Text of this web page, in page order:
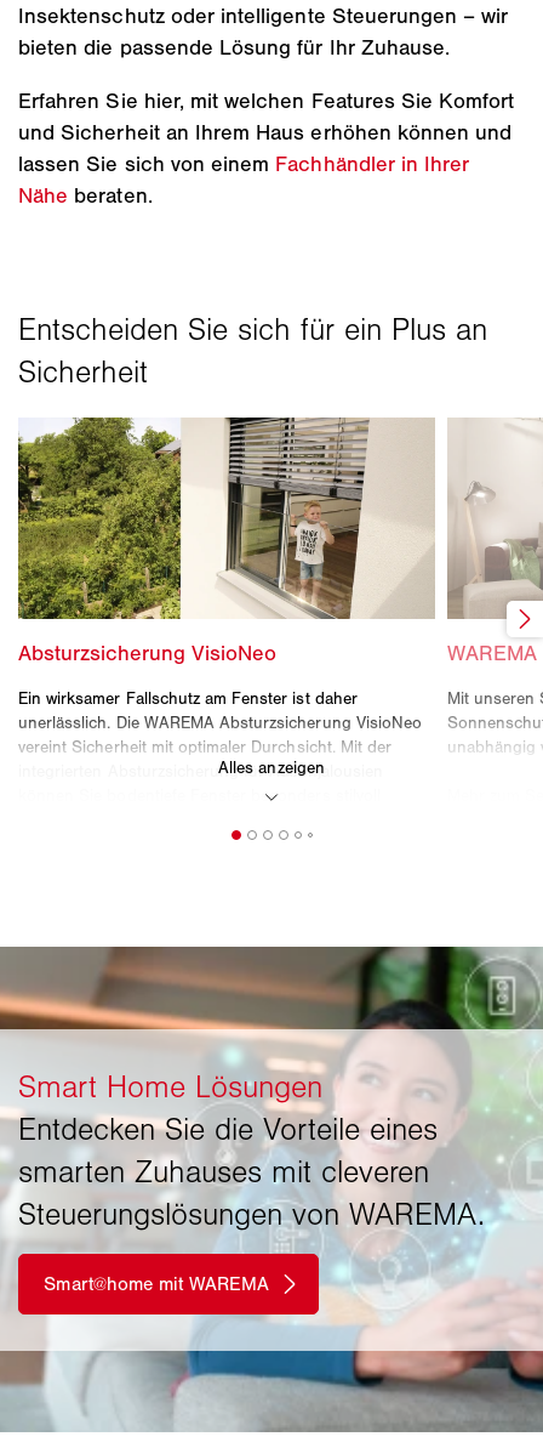
Insektenschutz oder intelligente Steuerungen – wir
bieten die passende Lösung für Ihr Zuhause.
Erfahren Sie hier, mit welchen Features Sie Komfort
und Sicherheit an Ihrem Haus erhöhen können und
lassen Sie sich von einem Fachhändler in Ihrer
Nähe beraten.